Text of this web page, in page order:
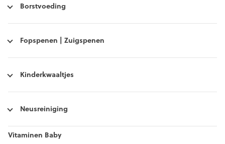
Borstvoeding
Fopspenen | Zuigspenen
Kinderkwaaltjes
Neusreiniging
Vitaminen Baby